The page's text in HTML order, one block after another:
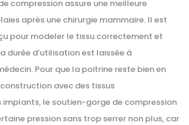
compression assure une meilleure
après une chirurgie mammaire. Il est
pour modeler le tissu correctement et
durée d’utilisation est laissée à
Pour que la poitrine reste bien en
avec des tissus
implants, le soutien-gorge de compression
pression sans trop serrer non plus, car